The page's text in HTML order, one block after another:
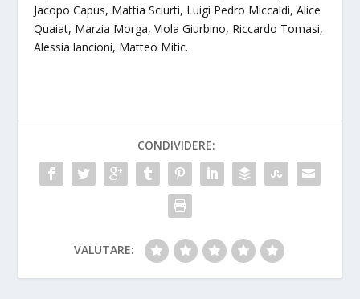
Jacopo Capus, Mattia Sciurti, Luigi Pedro Miccaldi, Alice
Quaiat, Marzia Morga, Viola Giurbino, Riccardo Tomasi,
Alessia lancioni, Matteo Mitic.
CONDIVIDERE:
VALUTARE: